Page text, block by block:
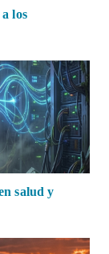
los
salud y